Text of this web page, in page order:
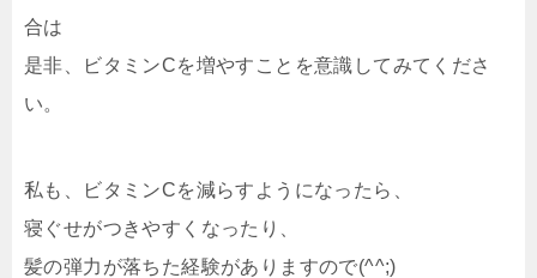
合は
是非、ビタミンCを増やすことを意識してみてくださ
い。
私も、ビタミンCを減らすようになったら、
寝ぐせがつきやすくなったり、
髪の弾力が落ちた経験がありますので(^^;)